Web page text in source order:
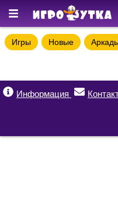
Игры Новые
Информация